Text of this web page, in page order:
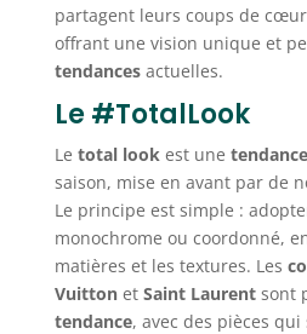
partagent leurs coups de
offrant une vision unique et
tendancesactuelles.
Le #TotalLook
Le total lookest une tendance
saison, mise en avant par de
Le principe est simple :
monochrome ou coordonné,
matières et les textures. Les
Vuittonet Saint Laurentsont
tendance, avec des pièces